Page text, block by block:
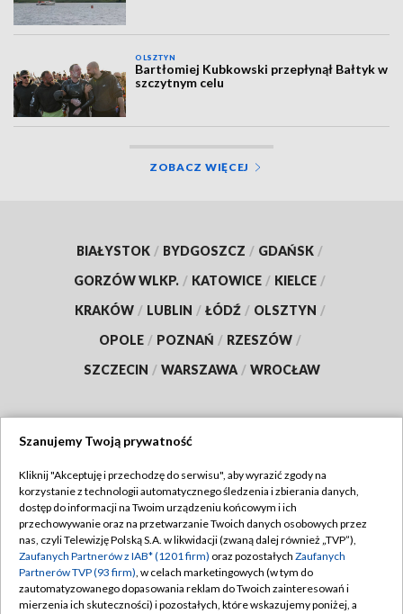
OLSZTYN
Bartłomiej Kubkowski przepłynął Bałtyk w
szczytnym celu
ZOBACZ WIĘCEJ
BIAŁYSTOK / BYDGOSZCZ / GDAŃSK /
GORZÓW WLKP. / KATOWICE / KIELCE /
KRAKÓW / LUBLIN / ŁÓDŹ / OLSZTYN /
OPOLE / POZNAŃ / RZESZÓW /
SZCZECIN / WARSZAWA / WROCŁAW
TVP
Abonament TVP
Emisja w TVP
Centrum informacji TVP
Regulamin TVP
Polityka prywatności
Moje zgody
Szanujemy Twoją prywatność
Kliknij "Akceptuję i przechodzę do serwisu", aby wyrazić zgody na
korzystanie z technologii automatycznego śledzenia i zbierania danych,
dostęp do informacji na Twoim urządzeniu końcowym i ich
przechowywanie oraz na przetwarzanie Twoich danych osobowych przez
nas, czyli Telewizję Polską S.A. w likwidacji (zwaną dalej również „TVP”),
Zaufanych Partnerów z IAB* (1201 firm) oraz pozostałych Zaufanych
Partnerów TVP (93 firm), w celach marketingowych (w tym do
zautomatyzowanego dopasowania reklam do Twoich zainteresowań i
mierzenia ich skuteczności) i pozostałych, które wskazujemy poniżej, a